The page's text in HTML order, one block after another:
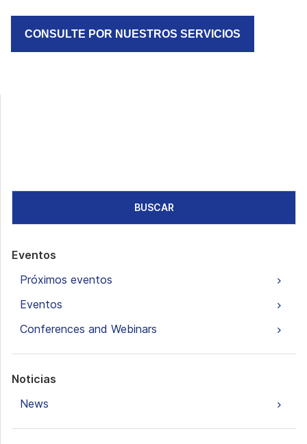
CONSULTE POR NUESTROS SERVICIOS
BUSCAR
Eventos
Próximos eventos
Eventos
Conferences and Webinars
Noticias
News